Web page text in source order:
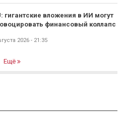
гигантские вложения в ИИ могут
финансовый коллапс
2026 - 21:35
Ещё